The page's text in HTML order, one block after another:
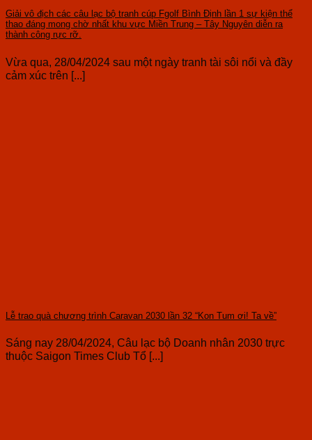
Giải vô địch các câu lạc bộ tranh cúp Fgolf Bình Định lần 1 sự kiện thể
thao đáng mong chờ nhất khu vực Miền Trung – Tây Nguyên diễn ra
thành công rực rỡ.
Vừa qua, 28/04/2024 sau một ngày tranh tài sôi nổi và đầy
cảm xúc trên [...]
Lễ trao quà chương trình Caravan 2030 lần 32 “Kon Tum ơi! Ta về”
Sáng nay 28/04/2024, Câu lạc bộ Doanh nhân 2030 trực
thuộc Saigon Times Club Tổ [...]